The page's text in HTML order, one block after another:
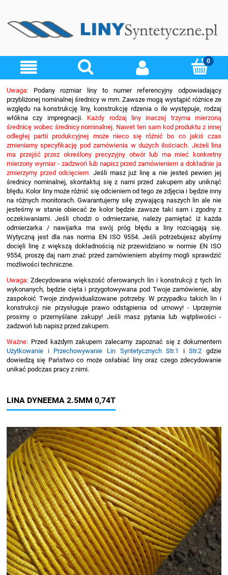
Uwaga: Podany rozmiar liny to numer referencyjny odpowiadający
przybliżonej nominalnej średnicy w mm. Zawsze mogą wystąpić różnice ze
względu na konstrukcję liny, konstrukcję rdzenia o ile występuje, rodzaj
włókna czy impregnacji.Każdy rodzaj liny inaczej trzyma mierzoną
średnicę wobec średnicy nominalnej. Nawet ten sam kod produktu z innej
odległej partii produkcyjnej może nieco się różnić bo co jakiś czas
zmieniamy specyfikację pod zamówienia w dużych ilościach. Jeżeli lina
ma przejść przez określony precyzyjny otwór lub ma mieć konkretny
mierzony wymiar - zadzwoń lub napisz przed zamówieniem a dokładnie ja
zmierzymy przed odcięciem. Jeśli masz już linę a nie jesteś pewien jej
średnicy nominalnej, skontaktuj się z nami przed zakupem aby uniknąć
błędu. Kolor liny może różnić się odcieniem od tego ze zdjęcia i będzie inny
na różnych monitorach. Gwarantujemy siłę zrywającą naszych lin ale nie
jesteśmy w stanie obiecać że kolor będzie zawsze taki sam i zgodny z
oczekiwaniami. Jeśli chodzi o odmierzanie, należy pamiętać iż każda
odmierzarka / nawijarka ma swój próg błędu a liny rozciągają się.
Wytyczną jest dla nas norma EN ISO 9554. Jeśli potrzebujesz abyśmy
docięli linę z większą dokładnością niż przewidziano w normie EN ISO
9554, proszę daj nam znać przed zamówieniem abyśmy mogli sprawdzić
możliwości techniczne.
Uwaga: Zdecydowana większość oferowanych lin i konstrukcji z tych lin
wykonanych, będzie cięta i przygotowywana pod Twoje zamówienie, aby
zaspokoić Twoje zindywidualizowane potrzeby. W przypadku takich lin i
konstrukcji nie przysługuje prawo odstąpienia od umowy! - Uprzejmie
prosimy o przemyślane zakupy! Jeśli masz pytania lub wątpliwości -
zadzwoń lub napisz przed zakupem.
Ważne: Przed każdym zakupem zalecamy zapoznać się z dokumentem
Użytkowanie i Przechowywanie Lin Syntetycznych Str.1
iStr.2 gdzie
dowiedzą się Państwo co może osłabiać liny oraz czego zdecydowanie
unikać podczas pracy z nimi.
LINA DYNEEMA 2.5MM 0,74T